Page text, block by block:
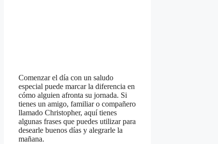
Comenzar el día con un saludo
especial puede marcar la diferencia en
cómo alguien afronta su jornada. Si
tienes un amigo, familiar o compañero
llamado Christopher, aquí tienes
algunas frases que puedes utilizar para
desearle buenos días y alegrarle la
mañana.